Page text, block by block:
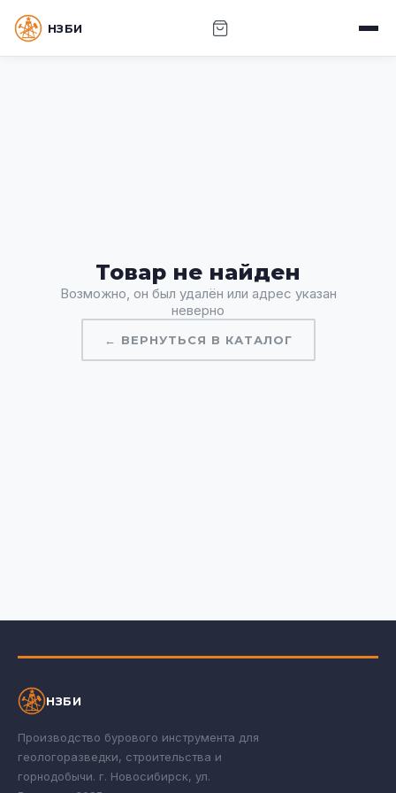
Товар не найден
Возможно, он был удалён или адрес указан
неверно
← ВЕРНУТЬСЯ В КАТАЛОГ
НЗБИ
Производство бурового инструмента для
геологоразведки, строительства и
горнодобычи. г. Новосибирск, ул.